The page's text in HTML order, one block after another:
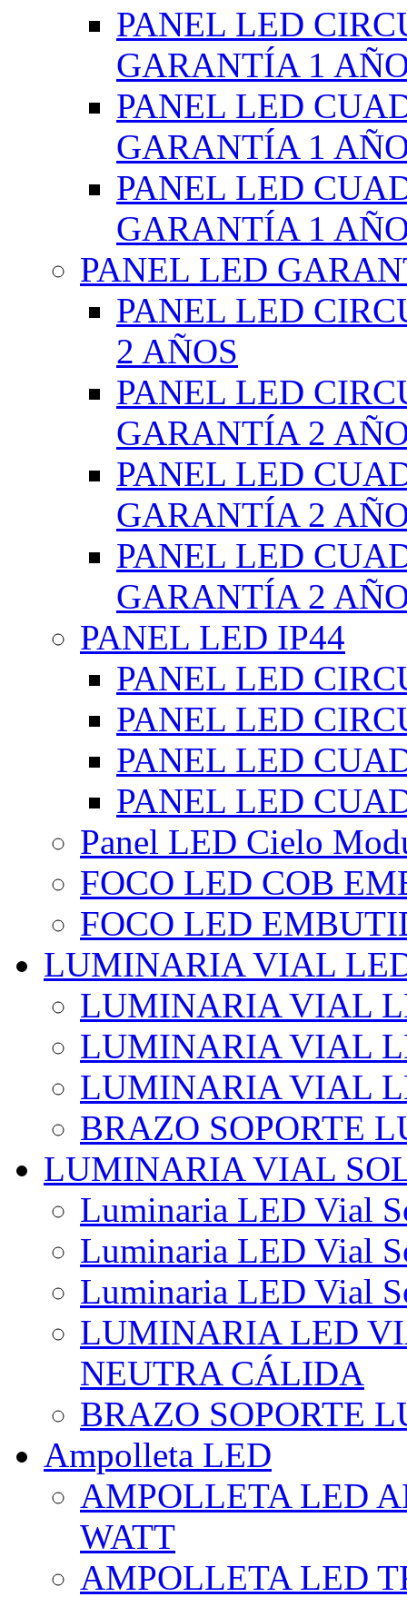
PANEL LED
GARANTÍA 1
PANEL LED
GARANTÍA 1
PANEL LED
GARANTÍA 1
PANEL LED
PANEL LED
2 AÑOS
PANEL LED
GARANTÍA 2
PANEL LED
GARANTÍA 2
PANEL LED
GARANTÍA 2
PANEL LED IP44
PANEL LED
PANEL LED
PANEL LED
PANEL LED
Panel LED Cielo
FOCO LED COB
FOCO LED
LUMINARIA VIAL
LUMINARIA VIAL
LUMINARIA VIAL
LUMINARIA VIAL
BRAZO SOPORTE
LUMINARIA VIAL
Luminaria LED Vial
Luminaria LED Vial
Luminaria LED Vial
LUMINARIA LED
NEUTRA CÁLIDA
BRAZO SOPORTE
Ampolleta LED
AMPOLLETA LED
WATT
AMPOLLETA LED